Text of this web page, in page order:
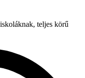
teljes körű